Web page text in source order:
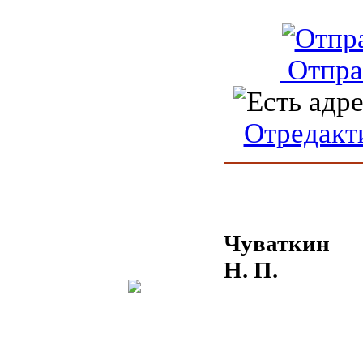
Чуваткин
Н. П.